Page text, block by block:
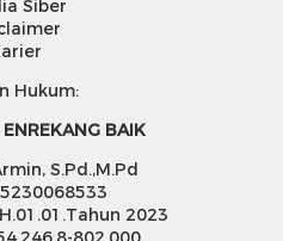
Siber
Hukum:
BAIK
S.Pd.,M.Pd
2023